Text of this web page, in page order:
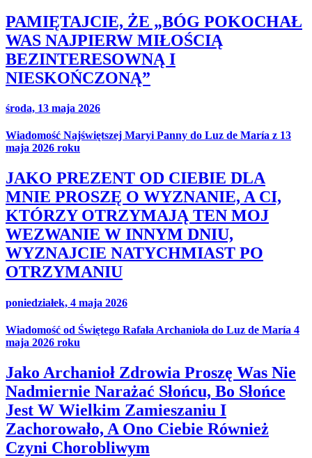
PAMIĘTAJCIE, ŻE „BÓG POKOCHAŁ
WAS NAJPIERW MIŁOŚCIĄ
BEZINTERESOWNĄ I
NIESKOŃCZONĄ”
środa, 13 maja 2026
Wiadomość Najświętszej Maryi Panny do Luz de María z 13
maja 2026 roku
JAKO PREZENT OD CIEBIE DLA
MNIE PROSZĘ O WYZNANIE, A CI,
KTÓRZY OTRZYMAJĄ TEN MOJ
WEZWANIE W INNYM DNIU,
WYZNAJCIE NATYCHMIAST PO
OTRZYMANIU
poniedziałek, 4 maja 2026
Wiadomość od Świętego Rafała Archanioła do Luz de María 4
maja 2026 roku
Jako Archanioł Zdrowia Proszę Was Nie
Nadmiernie Narażać Słońcu, Bo Słońce
Jest W Wielkim Zamieszaniu I
Zachorowało, A Ono Ciebie Również
Czyni Chorobliwym